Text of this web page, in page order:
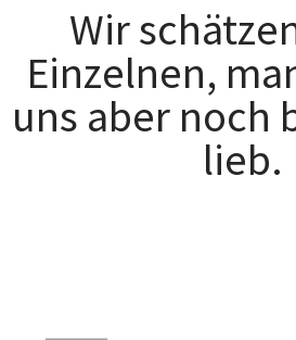
Wir
Einzelnen,
uns aber noch
lieb.